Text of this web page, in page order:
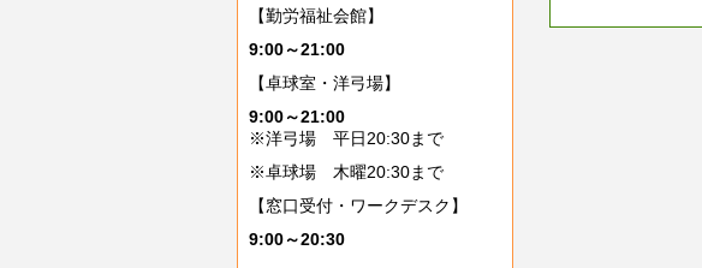
【勤労福祉会館】
9:00～21:00
【卓球室・洋弓場】
9:00～21:00
※洋弓場 平日20:30まで
※卓球場 木曜20:30まで
【窓口受付・ワークデスク】
9:00～20:30